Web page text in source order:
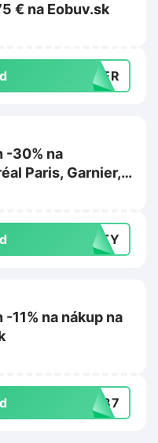
€ na Eobuv.sk
MMER
-30% na
Paris, Garnier,
AUTY
11% na nákup na
PW87